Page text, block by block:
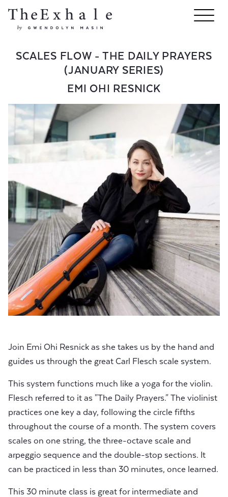
SCALES FLOW - THE DAILY PRAYERS
(JANUARY SERIES)
EMI OHI RESNICK
Join Emi Ohi Resnick as she takes us by the hand and
guides us through the great Carl Flesch scale system.
This system functions much like a yoga for the violin.
Flesch referred to it as "The Daily Prayers." The violinist
practices one key a day, following the circle fifths
throughout the course of a month. The system covers
scales on one string, the three-octave scale and
arpeggio sequence and the double-stop sections. It
can be practiced in less than 30 minutes, once learned.
This 30 minute class is great for intermediate and